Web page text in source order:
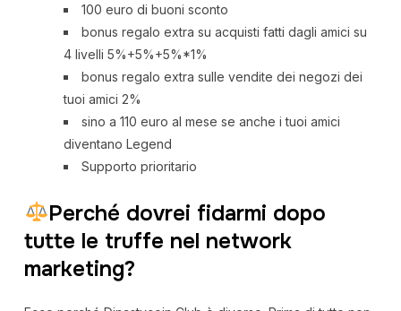
100 euro di buoni sconto
bonus regalo extra su acquisti fatti dagli amici su
4 livelli 5%+5%+5%*1%
bonus regalo extra sulle vendite dei negozi dei
tuoi amici 2%
sino a 110 euro al mese se anche i tuoi amici
diventano Legend
Supporto prioritario
Perché dovrei fidarmi dopo
tutte le truffe nel network
marketing?